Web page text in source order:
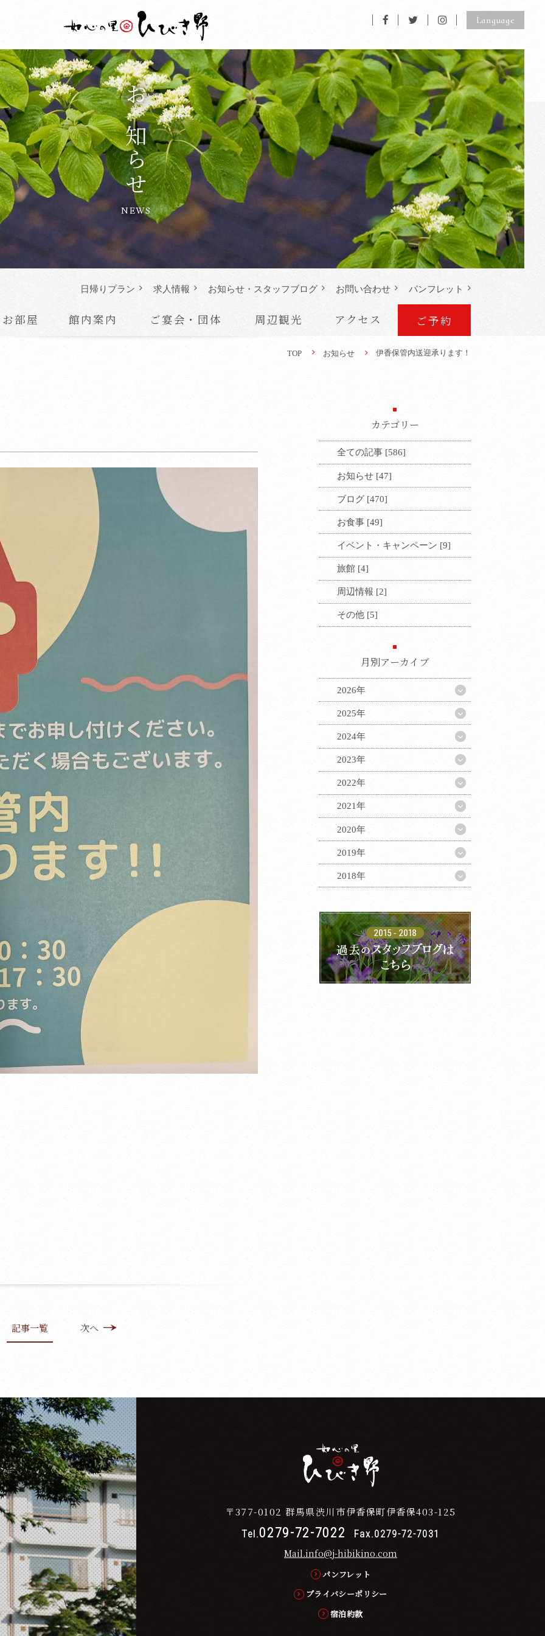
Language
お知らせ
NEWS
日帰りプラン 求人情報 お知らせ・ スタッフブログ お問い合わせ パンフレット
お部屋 館内案内 ご宴会・団体 周辺観光 アクセス ご予約
TOP お知らせ 伊香保管内送迎承ります！
記事一覧 次へ
カテゴリー
全ての記事 [586]
お知らせ [47]
ブログ [470]
お食事 [49]
イベント・キャンペーン [9]
旅館 [4]
周辺情報 [2]
その他 [5]
月別アーカイブ
2026年
2025年
2024年
2023年
2022年
2021年
2020年
2019年
2018年
〒377-0102 群馬県渋川市伊香保町伊香保403-125
Tel.0279-72-7022 Fax.0279-72-7031
Mail.info@j-hibikino.com
パンフレット
プライバシーポリシー
宿泊約款
Translate
翻訳について
トは、外部サイトの翻訳サービス［ Google翻訳サービス ］を導入して
。
的に翻訳されますので、言葉づかい・文法などが正確でない場合があり
。翻訳の精度にともなう間違いがあったとしても、当社では責任を負う
ジ内のテキストは翻訳されますが、画像・添付ファイルなど、翻訳の対
となるものもありますので、ご了承ください。
言語によってはページのレイアウトが崩れてしまう箇所もございます
ご了承ください。